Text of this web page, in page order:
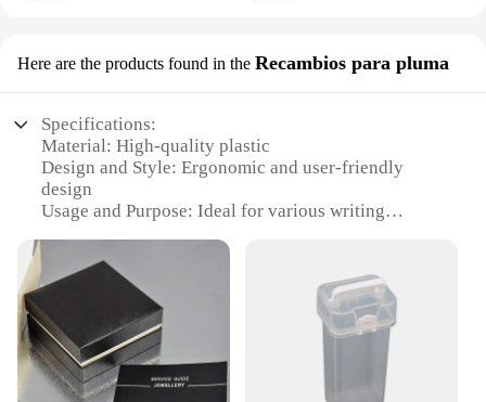
Here are the products found in the Recambios para pluma
Specifications:
Material: High-quality plastic
Design and Style: Ergonomic and user-friendly
design
Usage and Purpose: Ideal for various writing
Performance and Property: Durable and long-lasting
Quantity: Available in sets, ensuring you have
enough for all your writing needs
Applicable People: Suitable for both professional
and personal use
Features: